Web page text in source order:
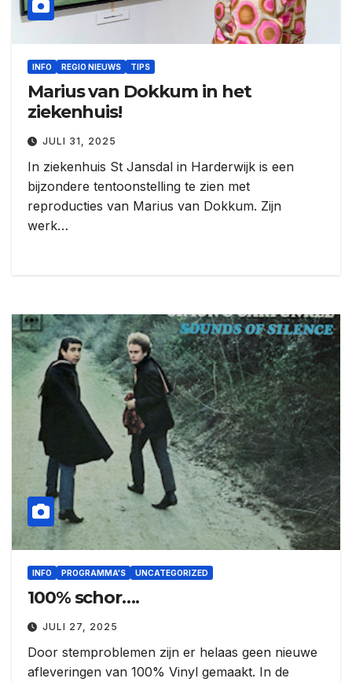
INFO REGIO NIEUWS TIPS
Marius van Dokkum in het
ziekenhuis!
JULI 31, 2025
In ziekenhuis St Jansdal in Harderwijk is een
bijzondere tentoonstelling te zien met
reproducties van Marius van Dokkum. Zijn
werk…
INFO PROGRAMMA'S UNCATEGORIZED
100% schor….
JULI 27, 2025
Door stemproblemen zijn er helaas geen nieuwe
afleveringen van 100% Vinyl gemaakt. In de